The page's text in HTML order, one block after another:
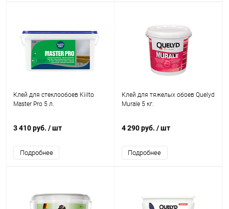
Клей для стеклообоев Kiilto
Master Pro 5 л.
3 410 руб. / шт
Подробнее
Клей для тяжелых обоев Quelyd
Murale 5 кг.
4 290 руб. / шт
Подробнее